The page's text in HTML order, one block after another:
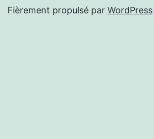
Fièrement propulsé par WordPress